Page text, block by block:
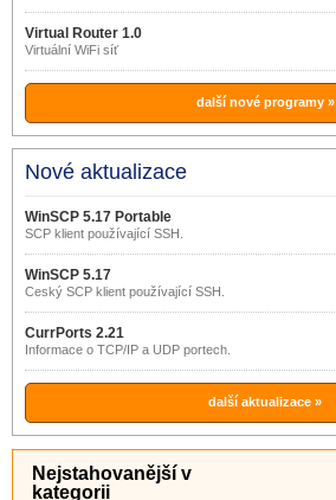
Virtual Router 1.0
Virtuální WiFi síť
další nové programy »
Nové aktualizace
WinSCP 5.17 Portable
SCP klient používající SSH.
WinSCP 5.17
Český SCP klient používající SSH.
CurrPorts 2.21
Informace o TCP/IP a UDP portech.
další aktualizace »
Nejstahovanější v
kategorii